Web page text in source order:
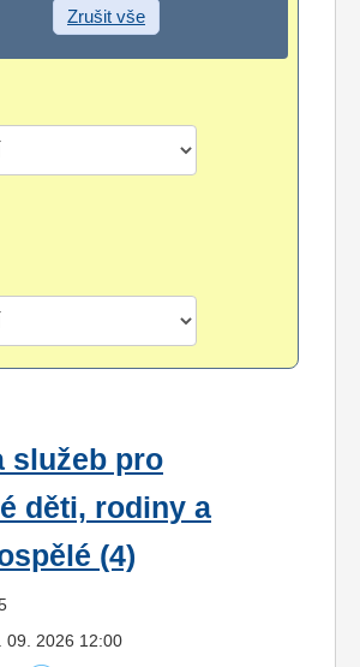
Zrušit vše
služeb pro
děti, rodiny a
(4)
09. 2026 12:00